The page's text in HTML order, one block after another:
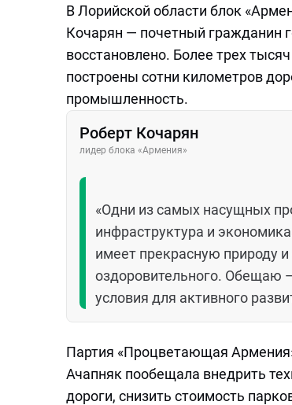
В Лорийской области блок
Кочарян — почетный гражданин
восстановлено. Более трех
построены сотни километров
промышленность.
Роберт Кочарян
лидер блока «Армения»
«Одни из самых насущных
инфраструктура и
имеет прекрасную природу
оздоровительного. Обещаю
условия для активного
Партия «Процветающая
Ачапняк пообещала внедрить
дороги, снизить стоимость